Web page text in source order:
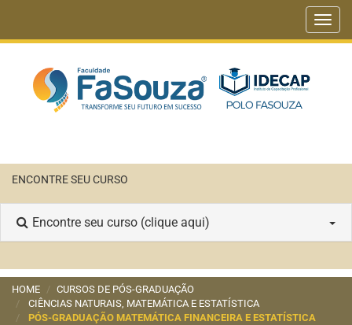
ENCONTRE SEU CURSO
Encontre seu curso (clique aqui)
HOME
CURSOS DE PÓS-GRADUAÇÃO
CIÊNCIAS NATURAIS, MATEMÁTICA E ESTATÍSTICA
PÓS-GRADUAÇÃO MATEMÁTICA FINANCEIRA E ESTATÍSTICA